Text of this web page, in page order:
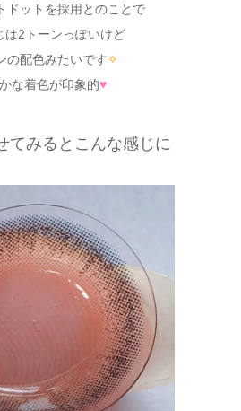
ドットを採用とのことで
は2トーンっぽいけど
の配色みたいです✧
な着色が印象的♥
てみるとこんな感じに